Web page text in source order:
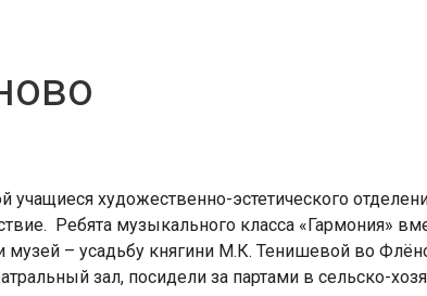
учащиеся художественно-эстетического
Ребята музыкального класса «Гармония»
музей – усадьбу княгини М.К. Тенишевой во
зал, посидели за партами в сельско-